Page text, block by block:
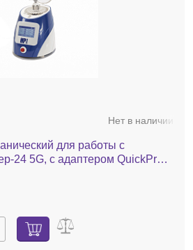
Нет в наличии
для работы с
24 5G, с адаптером QuickPrep,